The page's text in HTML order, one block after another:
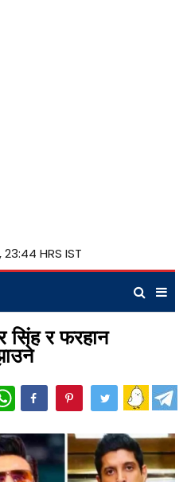
HRS IST
सिंह र फरहान
WhatsApp